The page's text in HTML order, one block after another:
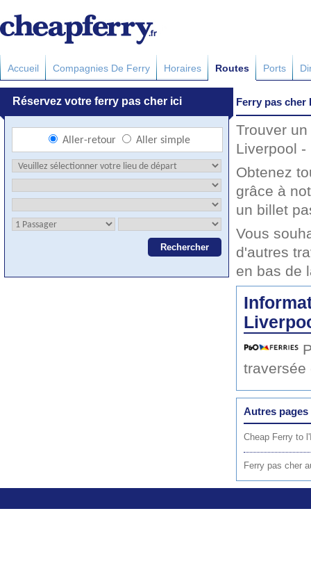
Accueil Compagnies De Ferry Horaires Routes Ports
Ferry pas cher
Trouver
Liverpool -
Obtenez
grâce à
un billet
Vous
d'autres
en bas de
traversée
Autres pages
Cheap Ferry to
Ferry pas cher